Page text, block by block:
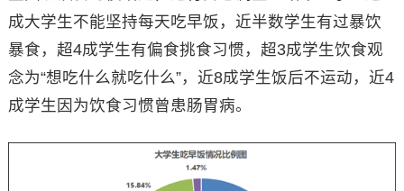
成大学生不能坚持每天吃早饭，近半数学生有过暴饮
暴食，超4成学生有偏食挑食习惯，超3成学生饮食观
念为“想吃什么就吃什么”，近8成学生饭后不运动，近4
成学生因为饮食习惯曾患肠胃病。